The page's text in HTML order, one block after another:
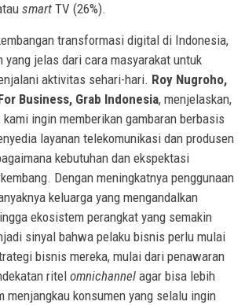
smart TV (26%).
transformasi digital di Indonesia,
yang jelas dari cara masyarakat untuk
aktivitas sehari-hari. Roy Nugroho,
Business, Grab Indonesia, menjelaskan,
ingin memberikan gambaran berbasis
layanan telekomunikasi dan produsen
kebutuhan dan ekspektasi
Dengan meningkatnya penggunaan
keluarga yang mengandalkan
ekosistem perangkat yang semakin
sinyal bahwa pelaku bisnis perlu mulai
bisnis mereka, mulai dari penawaran
ritel omnichannel agar bisa lebih
menjangkau konsumen yang selalu ingin